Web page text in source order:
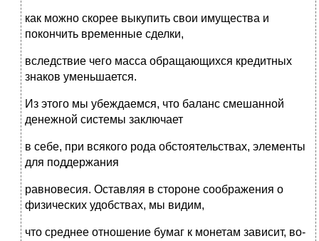
как можно скорее выкупить свои имущества и
покончить временные сделки,
вследствие чего масса обращающихся кредитных
знаков уменьшается.
Из этого мы убеждаемся, что баланс смешанной
денежной системы заключает
в себе, при всякого рода обстоятельствах, элементы
для поддержания
равновесия. Оставляя в стороне соображения о
физических удобствах, мы видим,
что среднее отношение бумаг к монетам зависит, во-